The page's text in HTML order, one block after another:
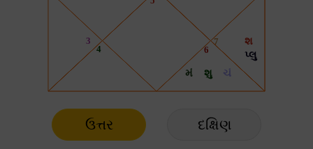
ઉત્તર દક્ષિણ